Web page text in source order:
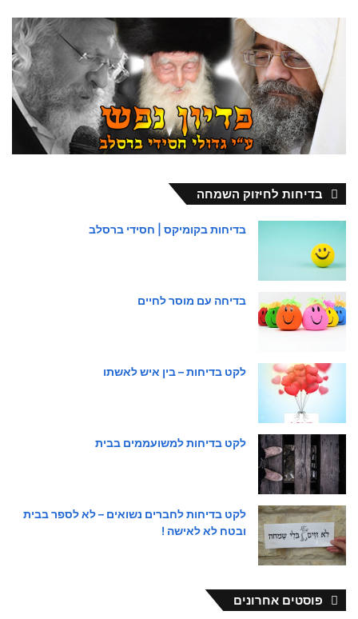
בדיחות לחיזוק השמחה
בדיחות בקומיקס | חסידי ברסלב
בדיחה עם מוסר לחיים
לקט בדיחות – בין איש לאשתו
לקט בדיחות למשועממים בבית
לקט בדיחות לחברים נשואים – לא לספר בבית
ובטח לא לאישה !
פוסטים אחרונים